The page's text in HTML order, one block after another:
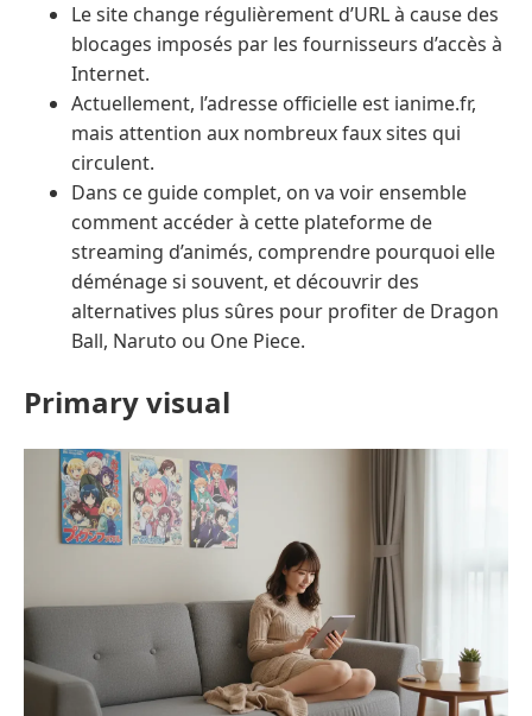
Le site change régulièrement d’URL à cause des
blocages imposés par les fournisseurs d’accès à
Internet.
Actuellement, l’adresse officielle est ianime.fr,
mais attention aux nombreux faux sites qui
circulent.
Dans ce guide complet, on va voir ensemble
comment accéder à cette plateforme de
streaming d’animés, comprendre pourquoi elle
déménage si souvent, et découvrir des
alternatives plus sûres pour profiter de Dragon
Ball, Naruto ou One Piece.
Primary visual